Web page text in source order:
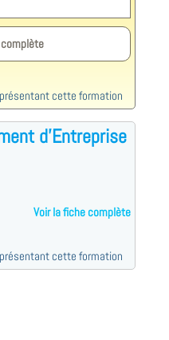
cette formation
d'Entreprise
Voir la fiche complète
cette formation